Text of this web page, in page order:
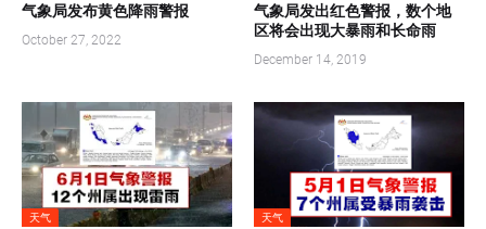
气象局发布黄色降雨警报
October 27, 2022
气象局发出红色警报，数个地
区将会出现大暴雨和长命雨
December 14, 2019
天气 天气